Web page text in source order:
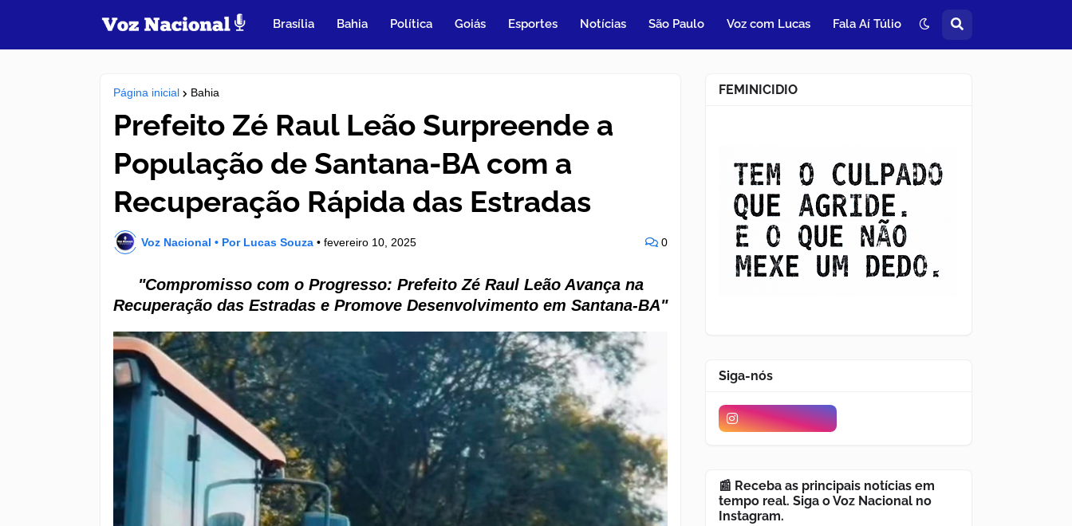
Brasília Bahia Política Goiás Esportes Notícias São Paulo Voz com Lucas Fala Aí Túlio
Página inicial Bahia
Prefeito Zé Raul Leão Surpreende a
População de Santana-BA com a
Recuperação Rápida das Estradas
Voz Nacional • Por Lucas Souza • fevereiro 10, 2025 0
"Compromisso com o Progresso: Prefeito Zé Raul Leão Avança na
Recuperação das Estradas e Promove Desenvolvimento em Santana-BA"
FEMINICIDIO
Siga-nós
📰 Receba as principais notícias em
tempo real. Siga o Voz Nacional no
Instagram.